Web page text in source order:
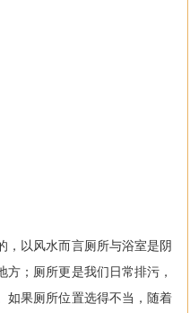
，以风水而言厕所与浴室是阴
；厕所更是我们日常排污，
如果厕所位置选得不当，随着